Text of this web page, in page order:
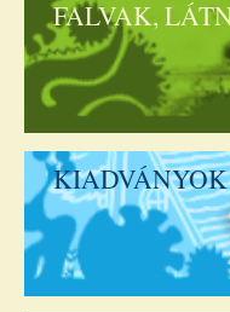
FALVAK,
KIADVÁNYOK